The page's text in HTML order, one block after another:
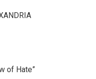
of Hate”